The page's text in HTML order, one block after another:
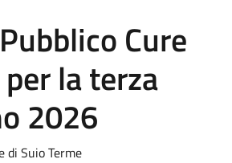
Cure
la terza
2026
di Suio Terme